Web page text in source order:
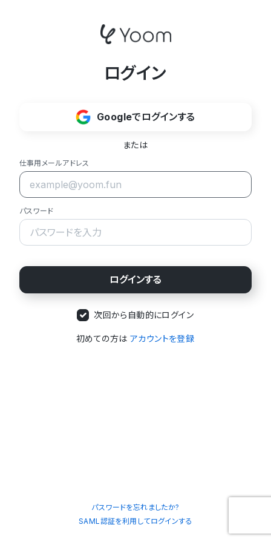
ログイン
Googleでログインする
または
仕事用メールアドレス
パスワード
次回から自動的にログイン
初めての方は アカウントを登録
パスワードを忘れましたか?
SAML認証を利用してログインする